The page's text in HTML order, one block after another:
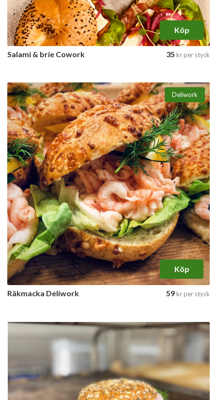
Köp
Salami & brie Cowork 35 krper styck
Deliwork
Köp
Räkmacka Deliwork 59krper styck